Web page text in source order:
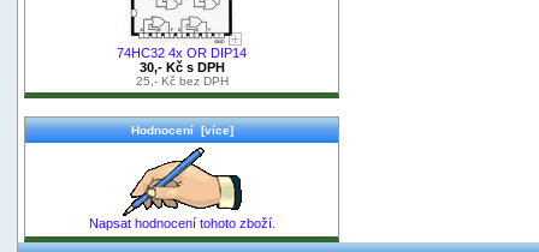
74HC32 4x OR DIP14
30,- Kč s DPH
25,- Kč bez DPH
Hodnocení [více]
Napsat hodnocení tohoto zboží.